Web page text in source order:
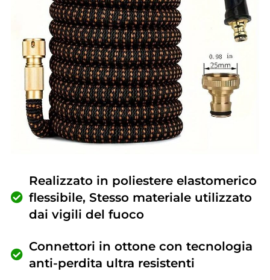
Realizzato in poliestere elastomerico
flessibile, Stesso materiale utilizzato
dai vigili del fuoco
Connettori in ottone con tecnologia
anti-perdita ultra resistenti